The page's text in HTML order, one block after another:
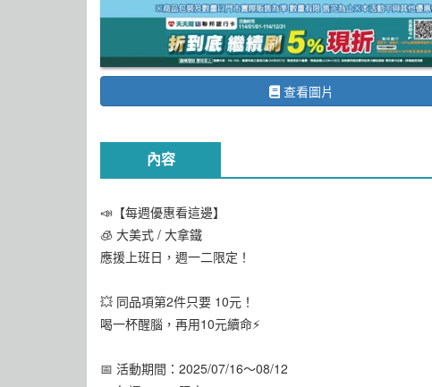
查看圖片
內容
📣【每週優惠看這邊】
🧊 大美式 / 大拿鐵
應援上班日，週一二限定！
💥 同品項第2件只要 10元！
喝一杯醒腦，再用10元續命⚡
📅 活動期間：2025/07/16～08/12